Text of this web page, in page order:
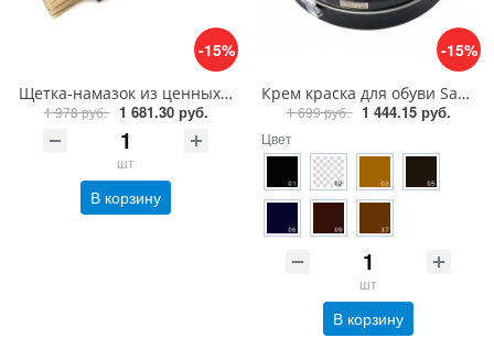
-15%
Щетка-намазок из ценных пород дерева Saphir Brosse Pommadier
1 978 руб. 1 681.30 руб.
шт
В корзину
-15%
Крем краска для обуви Saphir Medaille d'or 1925 Pate de luxe 50 ml
1 699 руб. 1 444.15 руб.
Цвет
шт
В корзину